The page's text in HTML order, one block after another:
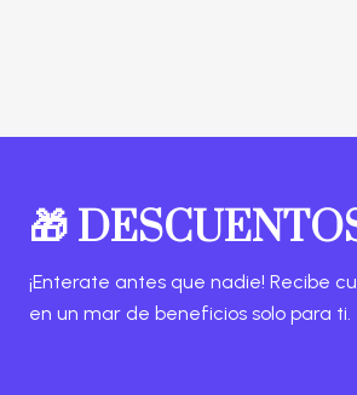
🎁
¡Enterate antes que nadie! Recibe
en un mar de beneficios solo para ti.